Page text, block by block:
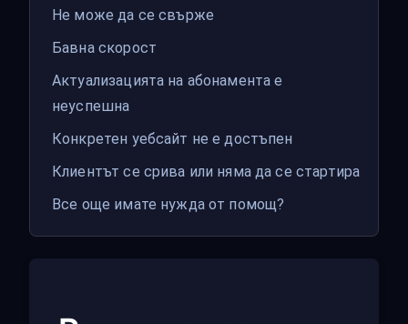
Не може да се свърже
Бавна скорост
Актуализацията на абонамента е
неуспешна
Конкретен уебсайт не е достъпен
Клиентът се срива или няма да се стартира
Все още имате нужда от помощ?